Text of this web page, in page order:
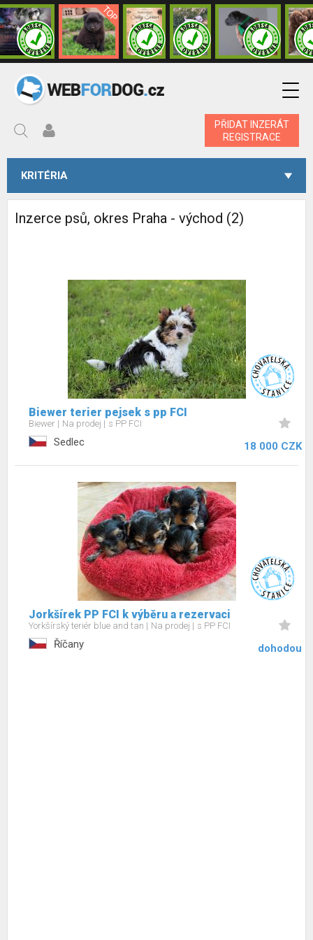
PŘIDAT INZERÁT
REGISTRACE
KRITÉRIA
Inzerce psů, okres Praha - východ (2)
Biewer terier pejsek s pp FCI
Biewer Na prodej s PP FCI
Sedlec 18 000 CZK
Jorkšírek PP FCI k výběru a rezervaci
Yorkšírský teriér blue and tan Na prodej s PP FCI
Říčany dohodou